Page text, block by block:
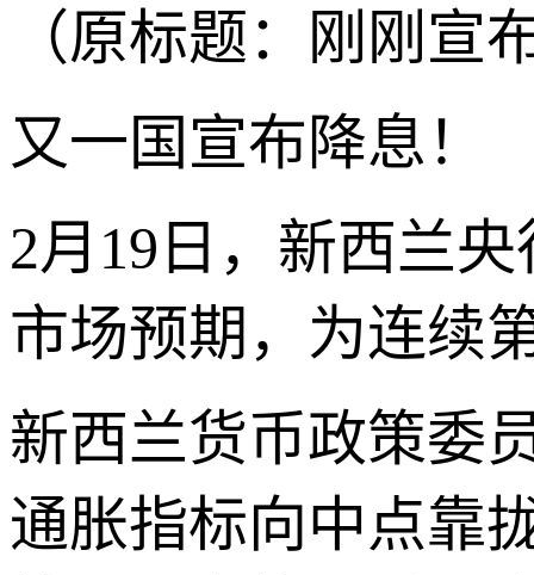
（原标题：刚刚宣
又一国宣布降息！
2月19日，新西兰
市场预期，为连续
新西兰货币政策委
通胀指标向中点靠